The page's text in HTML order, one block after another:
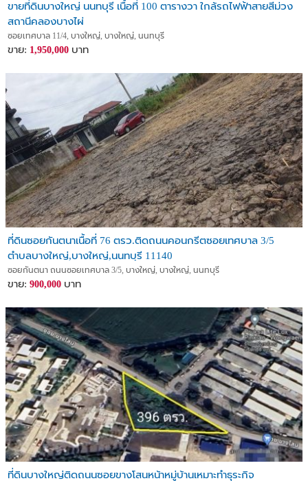
ขายที่ดินบางใหญ่ นนทบุรี เนื้อที่ 100 ตารางวา ใกล้รถไฟฟ้าสายสีม่วง
สถานีคลองบางไผ่
ซอยเทศบาล 11/4, บางใหญ่, บางใหญ่, นนทบุรี
ขาย: 1,950,000 บาท
ที่ดินซอยกันตนาเนื้อที่ 76 ตรว.ติดถนนคอนกรีตซอยเทศบาล 3/5
ตำบลบางใหญ่,บางใหญ่,นนทบุรี 11140
ซอยกันตนา ถนนซอยเทศบาล 3/5, บางใหญ่, บางใหญ่, นนทบุรี
ขาย: 900,000 บาท
ที่ดินบางใหญ่ติดถนนซอยขางโสนหน้าหมู่บ้านเหมาะทำธุระกิจ